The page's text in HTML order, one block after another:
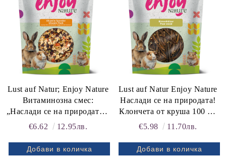
Flatazor,
Lust auf Natur; Enjoy Nature
Витаминозна смес:
„Наслади се на природата!“
90 g. Зеленчуков микс с
€6.62 12.95лв.
Lust auf Natur Enjoy Nature
Наслади се на природата!
Клончета от круша 100 g -
истинско и полезно
€5.98 11.70лв.